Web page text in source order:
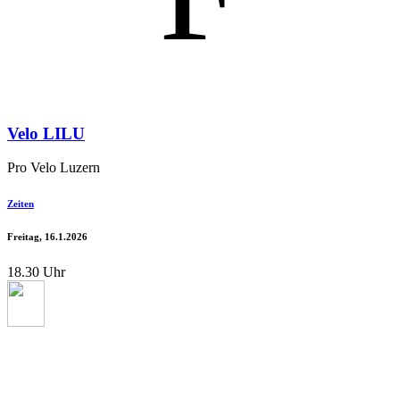
Velo LILU
Pro Velo Luzern
Zeiten
Freitag, 16.1.2026
18.30 Uhr